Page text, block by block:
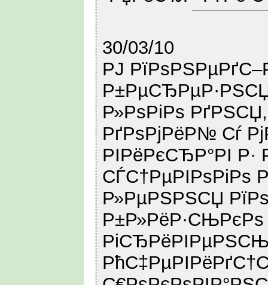
30/03/10
РЈ
Р»РѕРіРѕ
РґРѕРјРёР№ Сѓ
РІРёРєСЂР°РІ Р·
СЃС†РµРІРѕРіРѕ
Р»РµРЅРЅСЏ